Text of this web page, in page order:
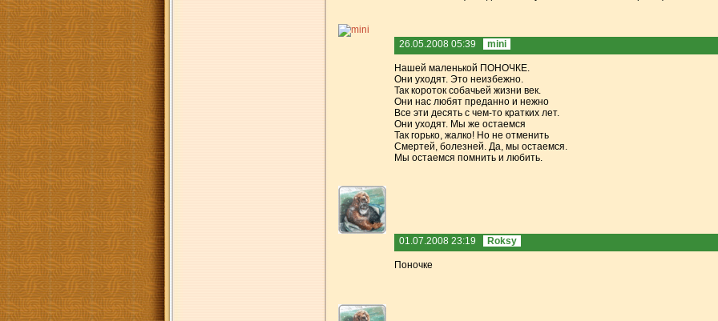
26.05.2008 05:39 mini
Нашей маленькой ПОНОЧКЕ.
Они уходят. Это неизбежно.
Так короток собачьей жизни век.
Они нас любят преданно и нежно
Все эти десять с чем-то кратких лет.
Они уходят. Мы же остаемся
Так горько, жалко! Но не отменить
Смертей, болезней. Да, мы остаемся.
Мы остаемся помнить и любить.
01.07.2008 23:19 Roksy
Поночке